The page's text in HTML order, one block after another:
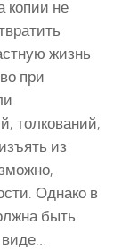
копии не
жизнь
при
толкований,
из
Однако в
быть
виде…